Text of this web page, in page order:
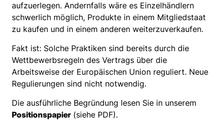
aufzuerlegen. Andernfalls wäre es Einzelhändlern
schwerlich möglich, Produkte in einem Mitgliedstaat
zu kaufen und in einem anderen weiterzuverkaufen.
Fakt ist: Solche Praktiken sind bereits durch die
Wettbewerbsregeln des Vertrags über die
Arbeitsweise der Europäischen Union reguliert. Neue
Regulierungen sind nicht notwendig.
Die ausführliche Begründung lesen Sie in unserem
Positionspapier(siehe PDF).